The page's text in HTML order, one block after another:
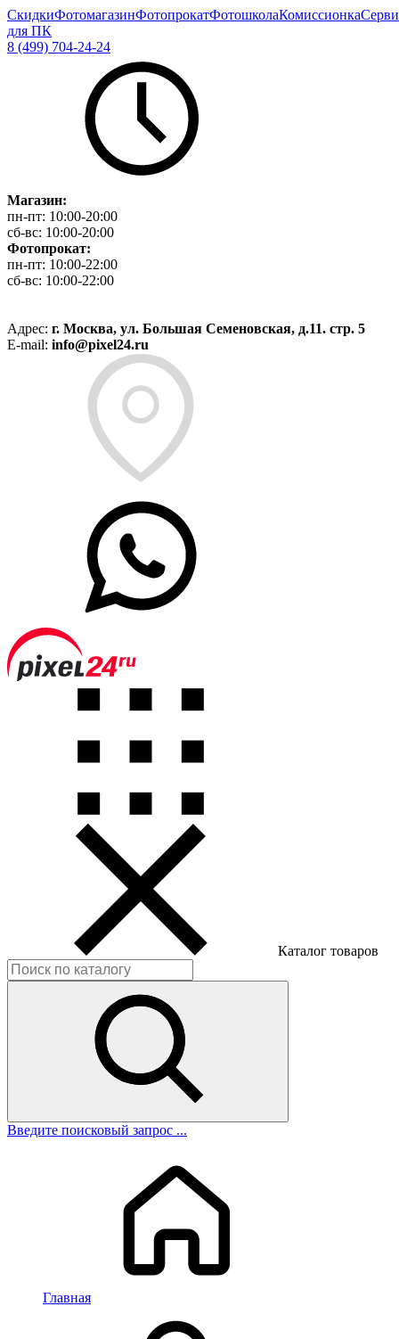
СкидкиФотомагазинФотопрокатФотошколаКомиссионка
для ПК
8 (499) 704-24-24
Магазин:
пн-пт: 10:00-20:00
сб-вс: 10:00-20:00
Фотопрокат:
пн-пт: 10:00-22:00
сб-вс: 10:00-22:00
Адрес: г. Москва, ул. Большая Семеновская, д.11. стр. 5
E-mail: info@pixel24.ru
Каталог товаров
Введите поисковый запрос ...
Главная